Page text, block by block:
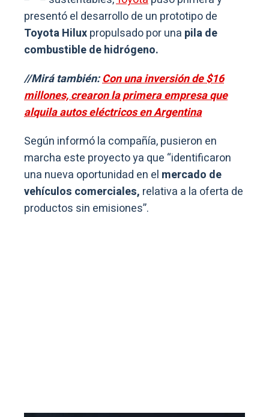
presentó el desarrollo de un prototipo de
Toyota Hiluxpropulsado por una pila de
combustible de hidrógeno.
//Mirá también:Con una inversión de $16
millones, crearon la primera empresa que
alquila autos eléctricos en Argentina
Según informó la compañía, pusieron en
marcha este proyecto ya que “identificaron
una nueva oportunidad en el mercado de
vehículos comerciales, relativa a la oferta de
productos sin emisiones”.